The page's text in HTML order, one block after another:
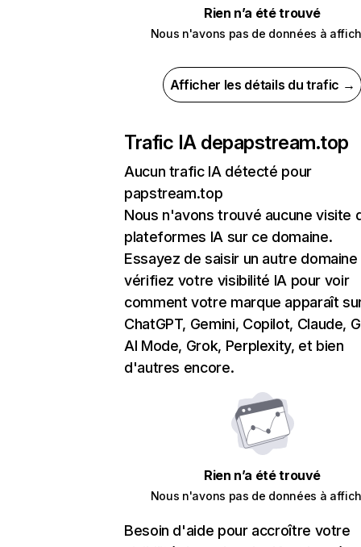
Rien n’a été trouvé
Nous n'avons pas de données à
Afficher les détails du trafic →
Trafic IA depapstream.top
Aucun trafic IA détecté pour
papstream.top
Nous n'avons trouvé aucune visite
plateformes IA sur ce domaine.
Essayez de saisir un autre domaine
vérifiez votre visibilité IA pour voir
comment votre marque apparaît
ChatGPT, Gemini, Copilot, Claude,
AI Mode, Grok, Perplexity, et bien
d'autres encore.
Rien n’a été trouvé
Nous n'avons pas de données à
Besoin d'aide pour accroître votre